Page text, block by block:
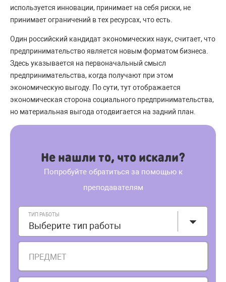
используется инновации, принимает на себя риски, не
принимает ограничений в тех ресурсах, что есть.
Один российский кандидат экономических наук, считает, что
предпринимательство является новым форматом бизнеса.
Здесь указывается на первоначальный смысл
предпринимательства, когда получают при этом
экономическую выгоду. По сути, тут отображается
экономическая сторона социального предпринимательства,
но материальная выгода отодвигается на задний план.
Не нашли то, что искали?
Попробуйте обратиться за помощью к
преподавателям
ТИП РАБОТЫ
Выберите тип работы
ПРЕДМЕТ